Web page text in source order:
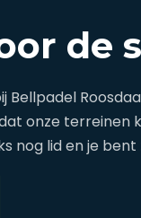
de
Bellpadel
onze terreinen
nog lid en je bent